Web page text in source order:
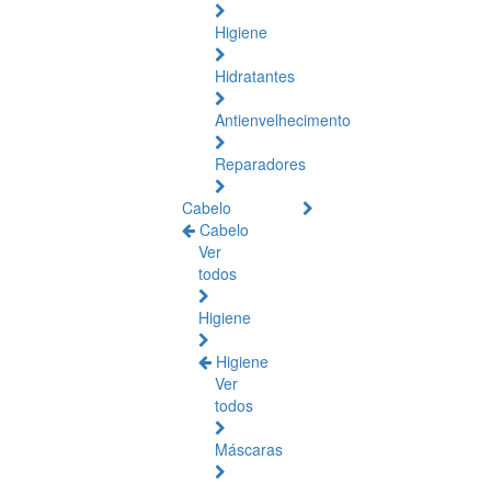
Higiene
Hidratantes
Antienvelhecimento
Reparadores
Cabelo
Cabelo
Ver
todos
Higiene
Higiene
Ver
todos
Máscaras